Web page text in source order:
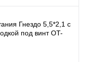
Гнездо 5,5*2,1 с
под винт OT-
разъем,гнездо